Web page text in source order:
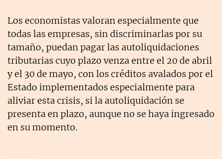
Los economistas valoran especialmente que
todas las empresas, sin discriminarlas por su
tamaño, puedan pagar las autoliquidaciones
tributarias cuyo plazo venza entre el 20 de abril
y el 30 de mayo, con los créditos avalados por el
Estado implementados especialmente para
aliviar esta crisis, si la autoliquidación se
presenta en plazo, aunque no se haya ingresado
en su momento.